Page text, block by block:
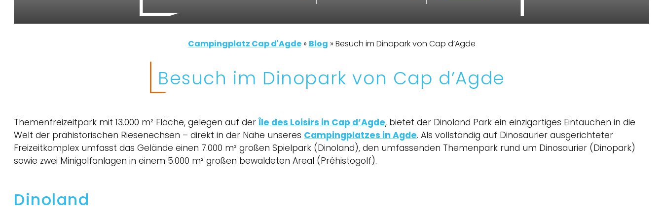
Campingplatz Cap d'Agde» Blog » Besuch im Dinopark von Cap d’Agde
Besuch im Dinopark von Cap d’Agde
Themenfreizeitpark mit 13.000 m² Fläche, gelegen auf der Île des Loisirs in Cap d’Agde, bietet der Dinoland Park ein einzigartiges Eintauchen in die
Welt der prähistorischen Riesenechsen – direkt in der Nähe unseres Campingplatzes in Agde. Als vollständig auf Dinosaurier ausgerichteter
Freizeitkomplex umfasst das Gelände einen 7.000 m² großen Spielpark (Dinoland), den umfassenden Themenpark rund um Dinosaurier (Dinopark)
sowie zwei Minigolfanlagen in einem 5.000 m² großen bewaldeten Areal (Préhistogolf).
Dinoland